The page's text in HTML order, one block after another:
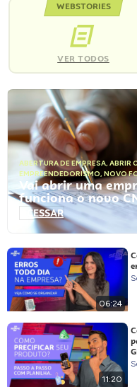
WEBSTORIES
VER TODOS
ABERTURA DE EMPRESA, ABRIR
EMPREENDEDORISMO, NOVO
Vai abrir uma
funciona o novo
ACESSAR
06:24
11:20